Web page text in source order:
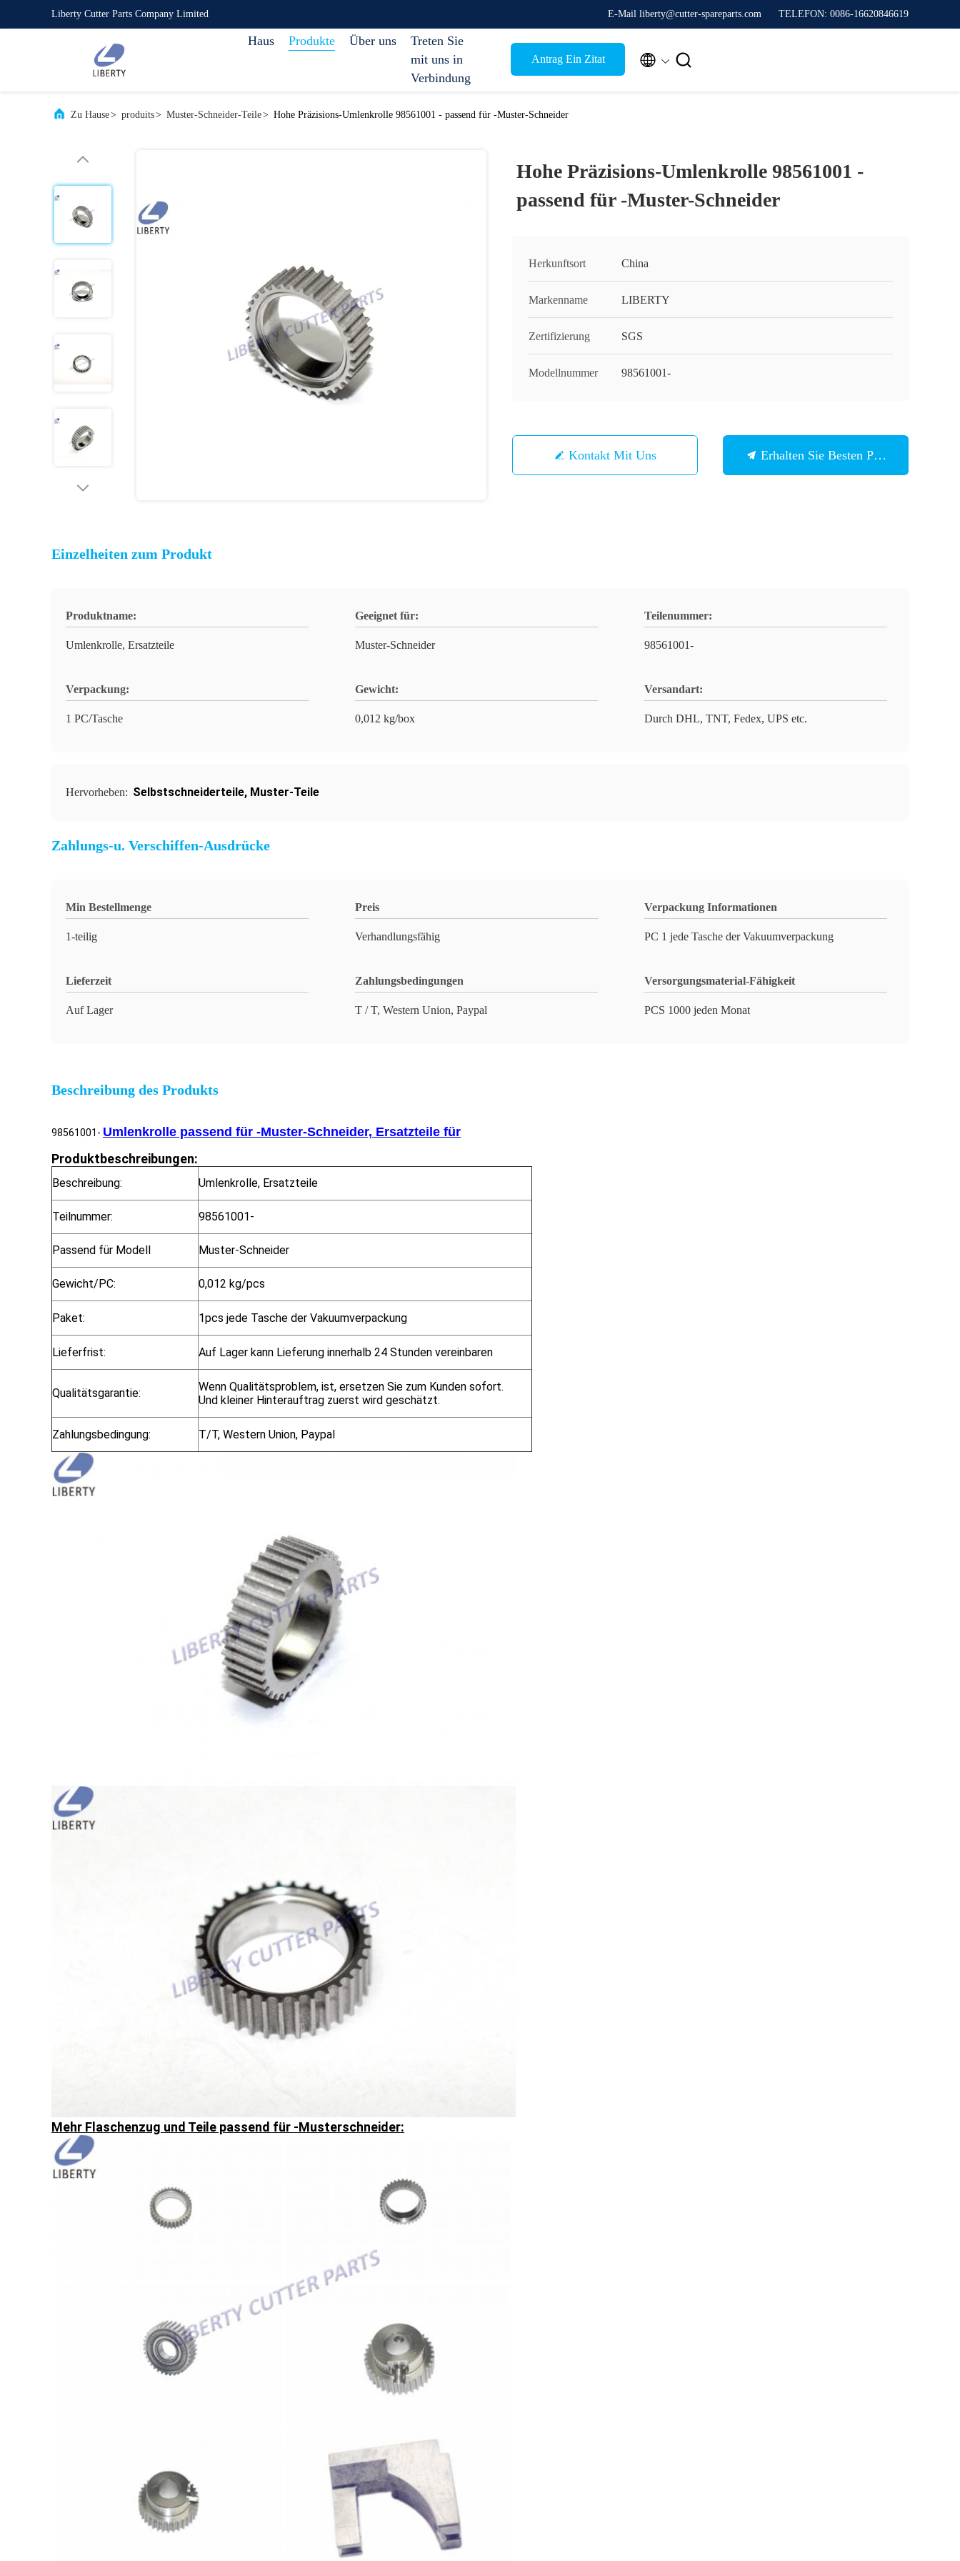
Liberty Cutter Parts Company Limited E-Mail liberty@cutter-spareparts.com TELEFON: 0086-16620846619
Haus Produkte Über uns
Treten Sie
mit uns in
Verbindung
Antrag Ein Zitat  
Zu Hause> produits> Muster-Schneider-Teile> Hohe Präzisions-Umlenkrolle 98561001 - passend für -Muster-Schneider
Hohe Präzisions-Umlenkrolle 98561001 -
passend für -Muster-Schneider
Herkunftsort China
Markenname LIBERTY
Zertifizierung SGS
Modellnummer 98561001-
Kontakt Mit Uns Erhalten Sie Besten Preis
Einzelheiten zum Produkt
Produktname:
Umlenkrolle, Ersatzteile
Geeignet für:
Muster-Schneider
Teilenummer:
98561001-
Verpackung:
1 PC/Tasche
Gewicht:
0,012 kg/box
Versandart:
Durch DHL, TNT, Fedex, UPS etc.
Hervorheben: Selbstschneiderteile, Muster-Teile
Zahlungs-u. Verschiffen-Ausdrücke
Min Bestellmenge
1-teilig
Preis
Verhandlungsfähig
Verpackung Informationen
PC 1 jede Tasche der Vakuumverpackung
Lieferzeit
Auf Lager
Zahlungsbedingungen
T / T, Western Union, Paypal
Versorgungsmaterial-Fähigkeit
PCS 1000 jeden Monat
Beschreibung des Produkts
98561001- Umlenkrolle passend für -Muster-Schneider, Ersatzteile für
Produktbeschreibungen:
Beschreibung: Umlenkrolle, Ersatzteile
Teilnummer: 98561001-
Passend für Modell Muster-Schneider
Gewicht/PC: 0,012 kg/pcs
Paket: 1pcs jede Tasche der Vakuumverpackung
Lieferfrist: Auf Lager kann Lieferung innerhalb 24 Stunden vereinbaren
Qualitätsgarantie:
Wenn Qualitätsproblem, ist, ersetzen Sie zum Kunden sofort.
Und kleiner Hinterauftrag zuerst wird geschätzt.
Zahlungsbedingung: T/T, Western Union, Paypal
Mehr Flaschenzug und Teile passend für -Musterschneider: